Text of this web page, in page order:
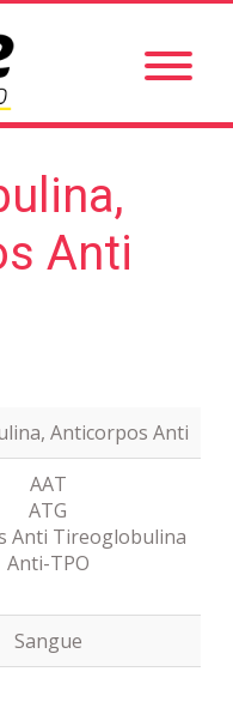
Anti
Anticorpos Anti
AAT
ATG
Anti Tireoglobulina
Anti-TPO
Sangue